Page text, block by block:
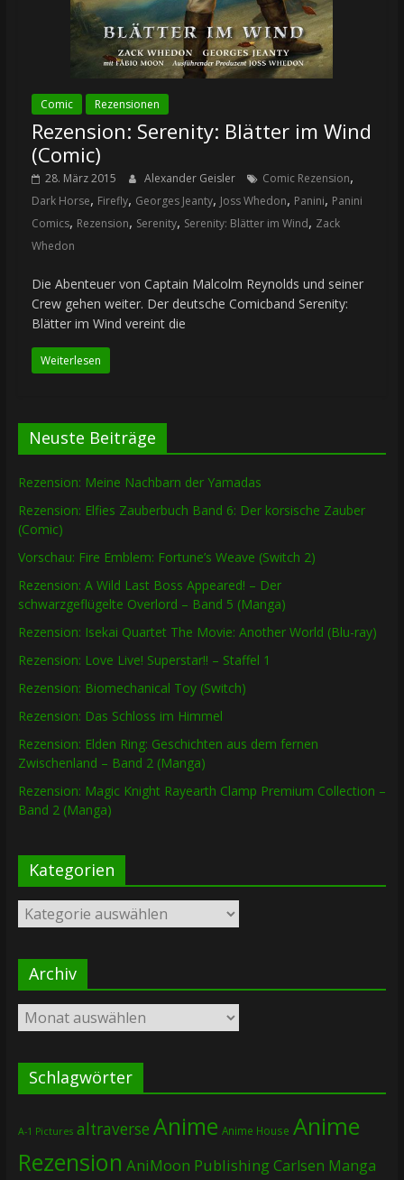
Comic Rezensionen
Rezension: Serenity: Blätter im Wind
(Comic)
28. März 2015 Alexander Geisler Comic Rezension,
Dark Horse, Firefly, Georges Jeanty, Joss Whedon, Panini, Panini
Comics, Rezension, Serenity, Serenity: Blätter im Wind, Zack
Whedon
Die Abenteuer von Captain Malcolm Reynolds und seiner
Crew gehen weiter. Der deutsche Comicband Serenity:
Blätter im Wind vereint die
Weiterlesen
Neuste Beiträge
Rezension: Meine Nachbarn der Yamadas
Rezension: Elfies Zauberbuch Band 6: Der korsische Zauber
(Comic)
Vorschau: Fire Emblem: Fortune’s Weave (Switch 2)
Rezension: A Wild Last Boss Appeared! – Der
schwarzgeflügelte Overlord – Band 5 (Manga)
Rezension: Isekai Quartet The Movie: Another World (Blu-ray)
Rezension: Love Live! Superstar!! – Staffel 1
Rezension: Biomechanical Toy (Switch)
Rezension: Das Schloss im Himmel
Rezension: Elden Ring: Geschichten aus dem fernen
Zwischenland – Band 2 (Manga)
Rezension: Magic Knight Rayearth Clamp Premium Collection –
Band 2 (Manga)
Kategorien
Kategorien
Archiv
Archiv
Schlagwörter
A-1 Pictures altraverse Anime Anime House Anime
Rezension AniMoon PublishingCarlsen Manga